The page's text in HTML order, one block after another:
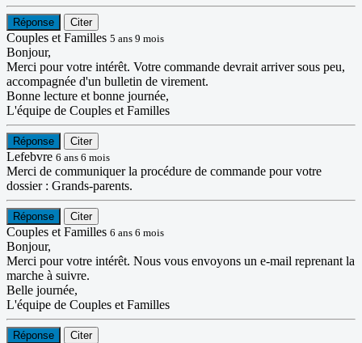
Réponse Citer
Couples et Familles 5 ans 9 mois
Bonjour,
Merci pour votre intérêt. Votre commande devrait arriver sous peu,
accompagnée d'un bulletin de virement.
Bonne lecture et bonne journée,
L'équipe de Couples et Familles
Réponse Citer
Lefebvre 6 ans 6 mois
Merci de communiquer la procédure de commande pour votre
dossier : Grands-parents.
Réponse Citer
Couples et Familles 6 ans 6 mois
Bonjour,
Merci pour votre intérêt. Nous vous envoyons un e-mail reprenant la
marche à suivre.
Belle journée,
L'équipe de Couples et Familles
Réponse Citer